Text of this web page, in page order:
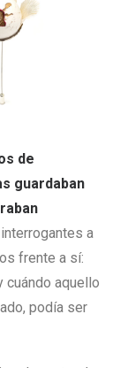
de
guardaban
a
frente a sí:
cuándo aquello
podía ser